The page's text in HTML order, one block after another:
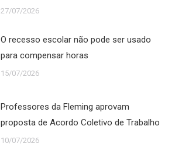
27/07/2026
O recesso escolar não pode ser usado
para compensar horas
15/07/2026
Professores da Fleming aprovam
proposta de Acordo Coletivo de Trabalho
10/07/2026